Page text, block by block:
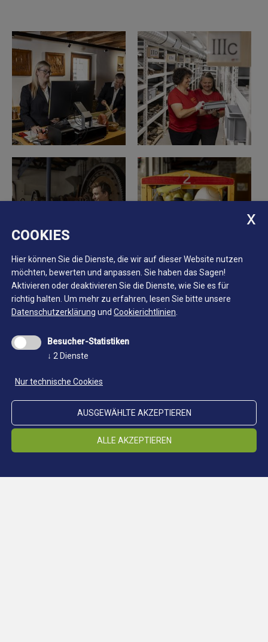
STANDORTE
Standort Schneeberg
COOKIES
Hier können Sie die Dienste, die wir auf dieser Website nutzen
möchten, bewerten und anpassen. Sie haben das Sagen!
Aktivieren oder deaktivieren Sie die Dienste, wie Sie es für
richtig halten. Um mehr zu erfahren, lesen Sie bitte unsere
Datenschutzerklärung und Cookierichtlinien
Besucher-Statistiken
↓ 2 Dienste
Nur technische Cookies
AUSGEWÄHLTE AKZEPTIEREN
ALLE AKZEPTIEREN